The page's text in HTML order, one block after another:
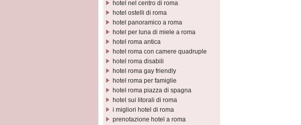
hotel nel centro di roma
hotel ostelli di roma
hotel panoramico a roma
hotel per luna di miele a roma
hotel roma antica
hotel roma con camere quadruple
hotel roma disabili
hotel roma gay friendly
hotel roma per famiglie
hotel roma piazza di spagna
hotel sui litorali di roma
i migliori hotel di roma
prenotazione hotel a roma